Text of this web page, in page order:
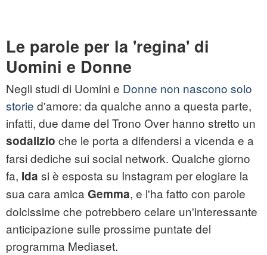
Le parole per la 'regina' di
Uomini e Donne
Negli studi di Uomini e Donne non nascono solo
storie d'amore: da qualche anno a questa parte,
infatti, due dame del Trono Over hanno stretto un
sodalizio che le porta a difendersi a vicenda e a
farsi dediche sui social network. Qualche giorno
fa, Ida si è esposta su Instagram per elogiare la
sua cara amica Gemma, e l'ha fatto con parole
dolcissime che potrebbero celare un'interessante
anticipazione sulle prossime puntate del
programma Mediaset.